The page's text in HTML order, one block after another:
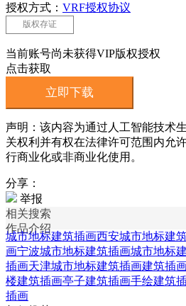
授权方式： VRF授权协议
版权存证
当前账号尚未获得VIP版权授权
点击获取
立即下载
声明：该内容为通过人工智能技术
关权利并有权在法律许可范围内允
行商业化或非商业化使用。
分享：
举报
相关搜索
作品介绍
城市地标建筑插画西安城市地标建
画宁波城市地标建筑插画城市地标
插画天津城市地标建筑插画建筑插
楼建筑插画亭子建筑插画手绘建筑
插画